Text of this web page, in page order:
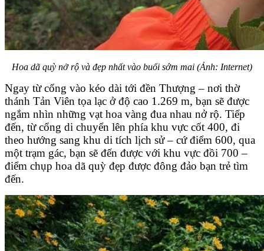
Hoa dã quỳ nở rộ và đẹp nhất vào buổi sớm mai (Ảnh: Internet)
Ngay từ cổng vào kéo dài tới đền Thượng – nơi thờ
thánh Tản Viên tọa lạc ở độ cao 1.269 m, bạn sẽ được
ngắm nhìn những vạt hoa vàng đua nhau nở rộ. Tiếp
đến, từ cổng di chuyển lên phía khu vực cốt 400, đi
theo hướng sang khu di tích lịch sử – cứ điểm 600, qua
một trạm gác, bạn sẽ đến được với khu vực đồi 700 –
điểm chụp hoa dã quỳ đẹp được đông đảo bạn trẻ tìm
đến.